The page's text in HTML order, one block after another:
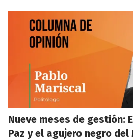
Nueve meses de gestión:
Paz y el agujero negro del